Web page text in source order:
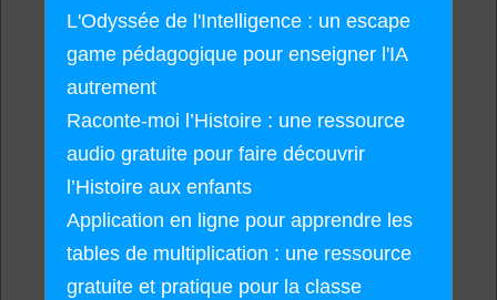
L'Odyssée de l'Intelligence : un escape
game pédagogique pour enseigner l'IA
autrement
Raconte-moi l’Histoire : une ressource
audio gratuite pour faire découvrir
l’Histoire aux enfants
Application en ligne pour apprendre les
tables de multiplication : une ressource
gratuite et pratique pour la classe